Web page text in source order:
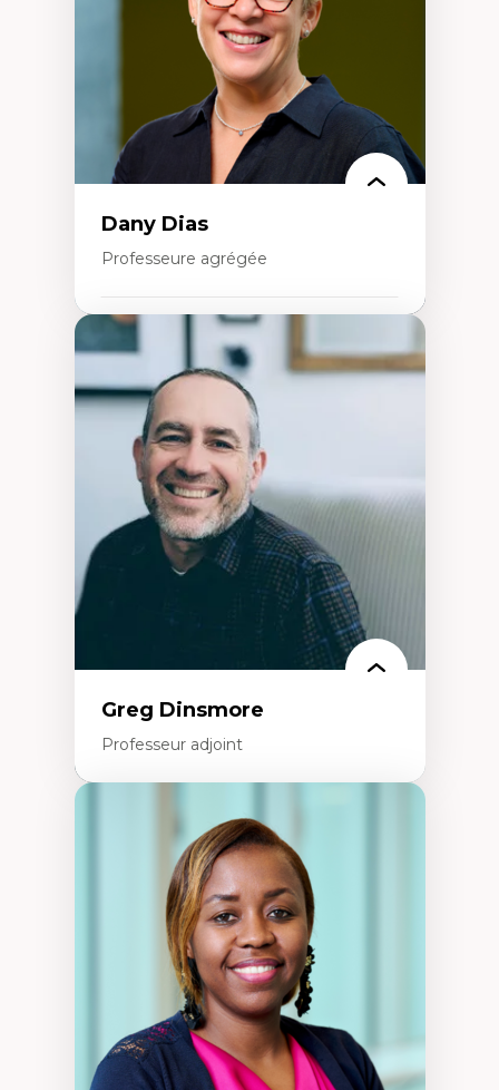
technologies numériques
Résistances et droits numériques
Internet des objets
Problématiques relatives à l’intelligence
artificielle, l’apprentissage machine et les
hautes technologies
Féminismes et nouvelles technologies
Dany Dias
Professeure agrégée
Pédagogies critiques et justice sociale
Éthique relationnelle et sollicitude en
éducation
Décolonisation et autochtonisation de la
formation à l’enseignement
Littératie et didactique du français
Éducation inclusive
Formation à l’enseignement en contexte
francophone minoritaire
Identité linguistique et culturelle
Recherche-action et approches
participatives
Leadership éducatif et pratiques réflexives
Éducation durable et bien-être en
Greg Dinsmore
Professeur adjoint
Fragmentation des auditoires médiatiques
Analyse multi-plateforme des auditoires
médiatiques
Analyse des comportements numériques à
travers les données massives et l’IA
Recherche quantitative et qualitative sur
les auditoires médiatiques
Épistémologie des techniques de recherche
numérique et l’IA
Théorie des droits de la personne
La pensée politique d’Hannah Arendt
La pensée politique à l’ère numérique
Justice internationale et normes
internationales